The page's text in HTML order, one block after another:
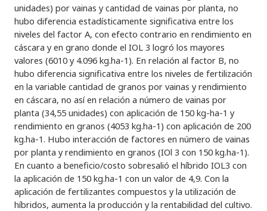
unidades) por vainas y cantidad de vainas por planta, no
hubo diferencia estadísticamente significativa entre los
niveles del factor A, con efecto contrario en rendimiento en
cáscara y en grano donde el IOL 3 logró los mayores
valores (6010 y 4.096 kg.ha-1). En relación al factor B, no
hubo diferencia significativa entre los niveles de fertilización
en la variable cantidad de granos por vainas y rendimiento
en cáscara, no así en relación a número de vainas por
planta (34,55 unidades) con aplicación de 150 kg-ha-1 y
rendimiento en granos (4053 kg.ha-1) con aplicación de 200
kg.ha-1. Hubo interacción de factores en número de vainas
por planta y rendimiento en granos (IOl 3 con 150 kg.ha-1).
En cuanto a beneficio/costo sobresalió el híbrido IOL3 con
la aplicación de 150 kg.ha-1 con un valor de 4,9. Con la
aplicación de fertilizantes compuestos y la utilización de
híbridos, aumenta la producción y la rentabilidad del cultivo.